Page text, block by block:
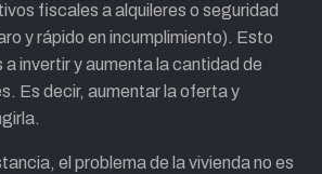
fiscales a alquileres o seguridad
y rápido en incumplimiento). Esto
invertir y aumenta la cantidad de
Es decir, aumentar la oferta y
el problema de la vivienda no es